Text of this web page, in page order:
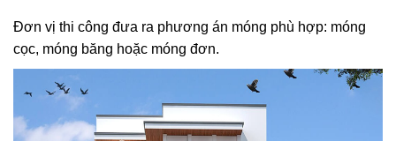
Đơn vị thi công đưa ra phương án móng phù hợp: móng
cọc, móng băng hoặc móng đơn.